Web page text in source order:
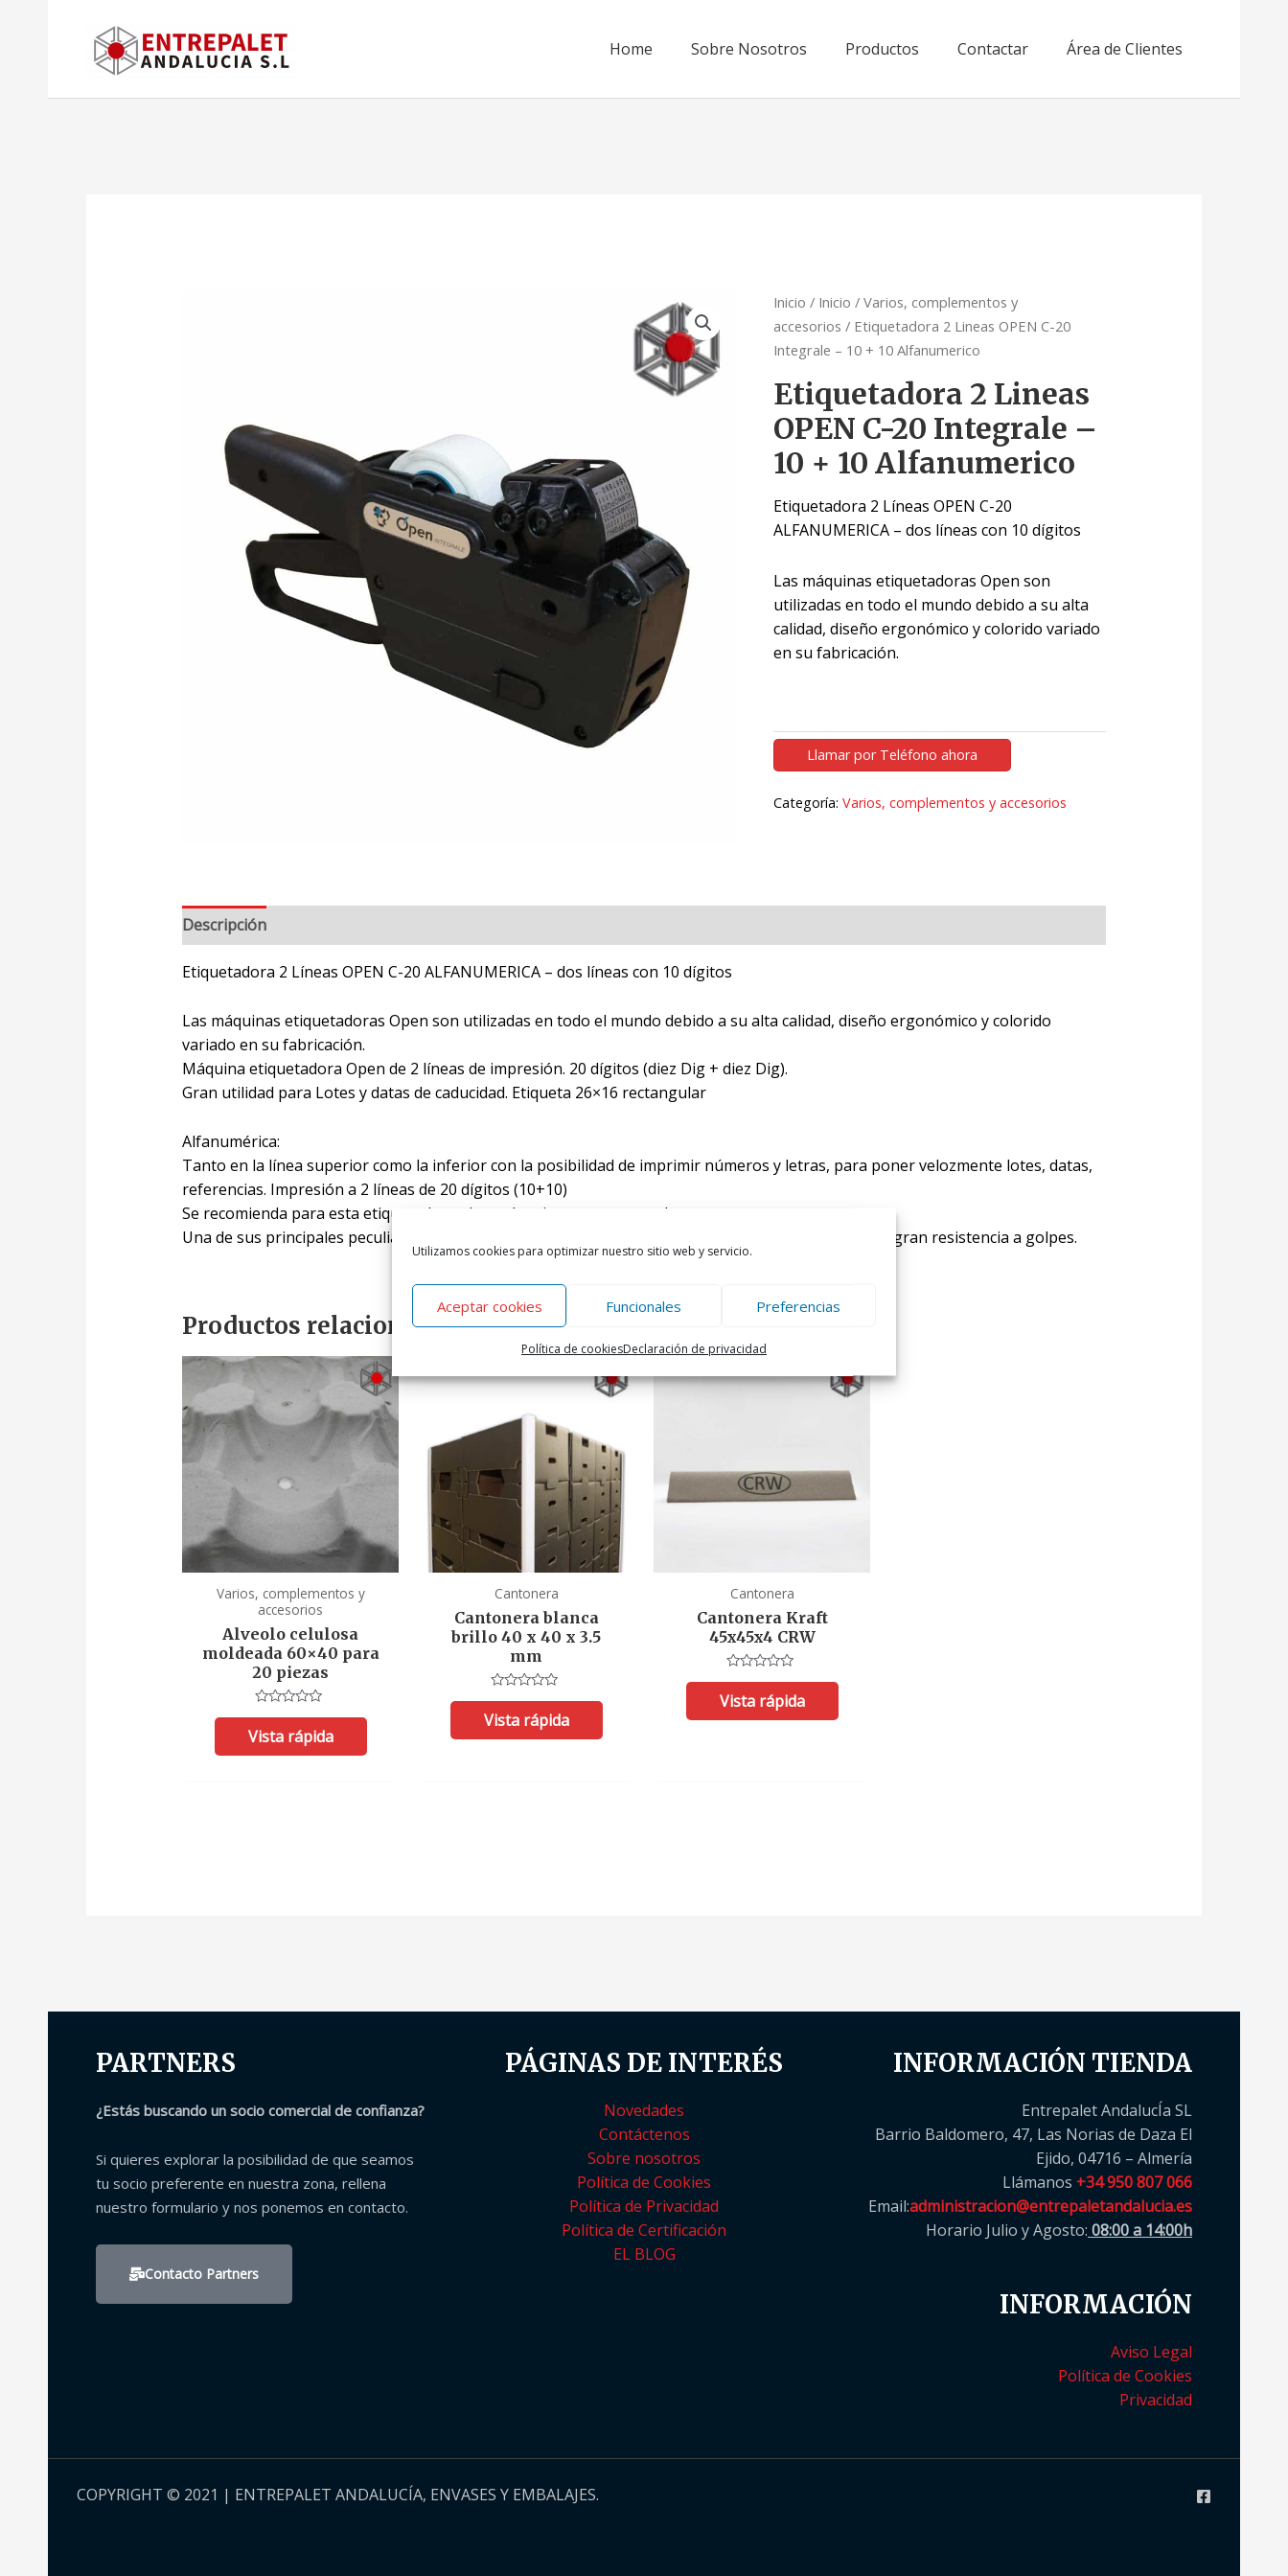
Utilizamos cookies para optimizar nuestro sitio web y servicio.
Aceptar cookies Funcionales Preferencias
Política de cookiesDeclaración de privacidad
contenido
Home Sobre Nosotros Productos Contactar Área de Clientes
Inicio / Inicio / Varios, complementos y
accesorios / Etiquetadora 2 Lineas OPEN C-20
Integrale – 10 + 10 Alfanumerico
Etiquetadora 2 Lineas
OPEN C-20 Integrale –
10 + 10 Alfanumerico
Etiquetadora 2 Líneas OPEN C-20
ALFANUMERICA – dos líneas con 10 dígitos
Las máquinas etiquetadoras Open son
utilizadas en todo el mundo debido a su alta
calidad, diseño ergonómico y colorido variado
en su fabricación.
Llamar por Teléfono ahora
Categoría: Varios, complementos y accesorios
Descripción
Etiquetadora 2 Líneas OPEN C-20 ALFANUMERICA – dos líneas con 10 dígitos
Las máquinas etiquetadoras Open son utilizadas en todo el mundo debido a su alta calidad, diseño ergonómico y colorido
variado en su fabricación.
Máquina etiquetadora Open de 2 líneas de impresión. 20 dígitos (diez Dig + diez Dig).
Gran utilidad para Lotes y datas de caducidad. Etiqueta 26×16 rectangular
Alfanumérica:
Tanto en la línea superior como la inferior con la posibilidad de imprimir números y letras, para poner velozmente lotes, datas,
referencias. Impresión a 2 líneas de 20 dígitos (10+10)
Se recomienda para esta etiquetadora el uso de etiquetas rectangulares.
Una de sus principales peculiaridades es que están fabricadas en policarbonato ofreciendo así una gran resistencia a golpes.
Productos relacionados
Varios, complementos y
accesorios
Alveolo celulosa
moldeada 60×40 para
20 piezas
Valorado
con
0
Vista rápida
Cantonera
Cantonera blanca
brillo 40 x 40 x 3.5
mm
Valorado
con
0
Vista rápida
Cantonera
Cantonera Kraft
45x45x4 CRW
Valorado
con
0
Vista rápida
PARTNERS
¿Estás buscando un socio comercial de confianza?
Si quieres explorar la posibilidad de que seamos
tu socio preferente en nuestra zona, rellena
nuestro formulario y nos ponemos en contacto.
Contacto Partners
PÁGINAS DE INTERÉS
Novedades
Contáctenos
Sobre nosotros
Política de Cookies
Política de Privacidad
Política de Certificación
EL BLOG
INFORMACIÓN TIENDA
Entrepalet AndalucÍa SL
Barrio Baldomero, 47, Las Norias de Daza El
Ejido, 04716 – Almería
Llámanos +34 950 807 066
Email:administracion@entrepaletandalucia.es
Horario Julio y Agosto: 08:00 a 14:00h
INFORMACIÓN
Aviso Legal
Política de Cookies
Privacidad
COPYRIGHT © 2021 | ENTREPALET ANDALUCÍA, ENVASES Y EMBALAJES.